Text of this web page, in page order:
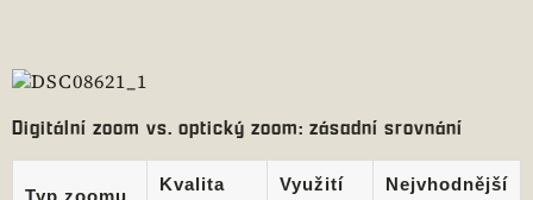
Digitální zoom vs. optický zoom: zásadní srovnání
Typ zoomu
Kvalita
Využití
Nejvhodnější